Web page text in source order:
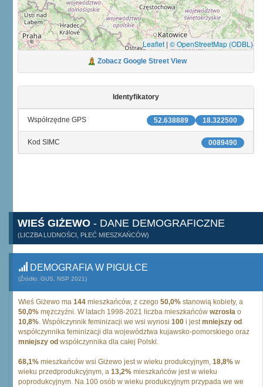
Leaflet | © OpenStreetMap (ODBL)
Zobacz Google Street View
Identyfikatory
18.322500
52.638889
Współrzędne GPS
0089490
Kod SIMC
WIEŚ GIŻEWO - DANE DEMOGRAFICZNE
(LICZBA LUDNOŚCI, PŁEĆ MIESZKAŃCÓW)
DEMOGRAFIA W PIGUŁCE
(Źródło: GUS, NSP 2021)
Wieś Giżewo ma 144 mieszkańców, z czego 50,0% stanowią kobiety, a
50,0% mężczyźni. W latach 1998-2021 liczba mieszkańców wzrosła o
10,8%. Współczynnik feminizacji we wsi wynosi 100 i jestmniejszy od
współczynnika feminizacji dla województwa kujawsko-pomorskiego oraz
mniejszy od współczynnika dla całej Polski.
68,1% mieszkańców wsi Giżewo jest w wieku produkcyjnym, 18,8% w
wieku przedprodukcyjnym, a 13,2% mieszkańców jest w wieku
poprodukcyjnym. Na 100 osób w wieku produkcyjnym przypada we we